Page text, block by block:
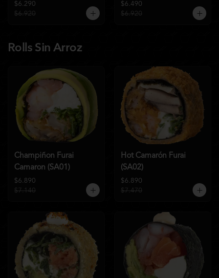
$6.290
$6.920
$6.490
$6.920
Rolls Sin Arroz
Champiñon Furai
Camaron (SA01)
$6.890
$7.140
Hot Camarón Furai
(SA02)
$6.890
$7.470